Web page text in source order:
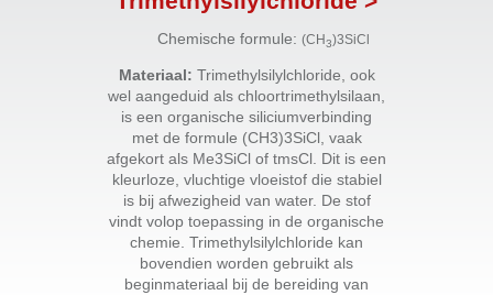
Chemische formule: (CH3)3SiCl
Materiaal: Trimethylsilylchloride, ook
wel aangeduid als chloortrimethylsilaan,
is een organische siliciumverbinding
met de formule (CH3)3SiCl, vaak
afgekort als Me3SiCl of tmsCl. Dit is een
kleurloze, vluchtige vloeistof die stabiel
is bij afwezigheid van water. De stof
vindt volop toepassing in de organische
chemie. Trimethylsilylchloride kan
bovendien worden gebruikt als
beginmateriaal bij de bereiding van